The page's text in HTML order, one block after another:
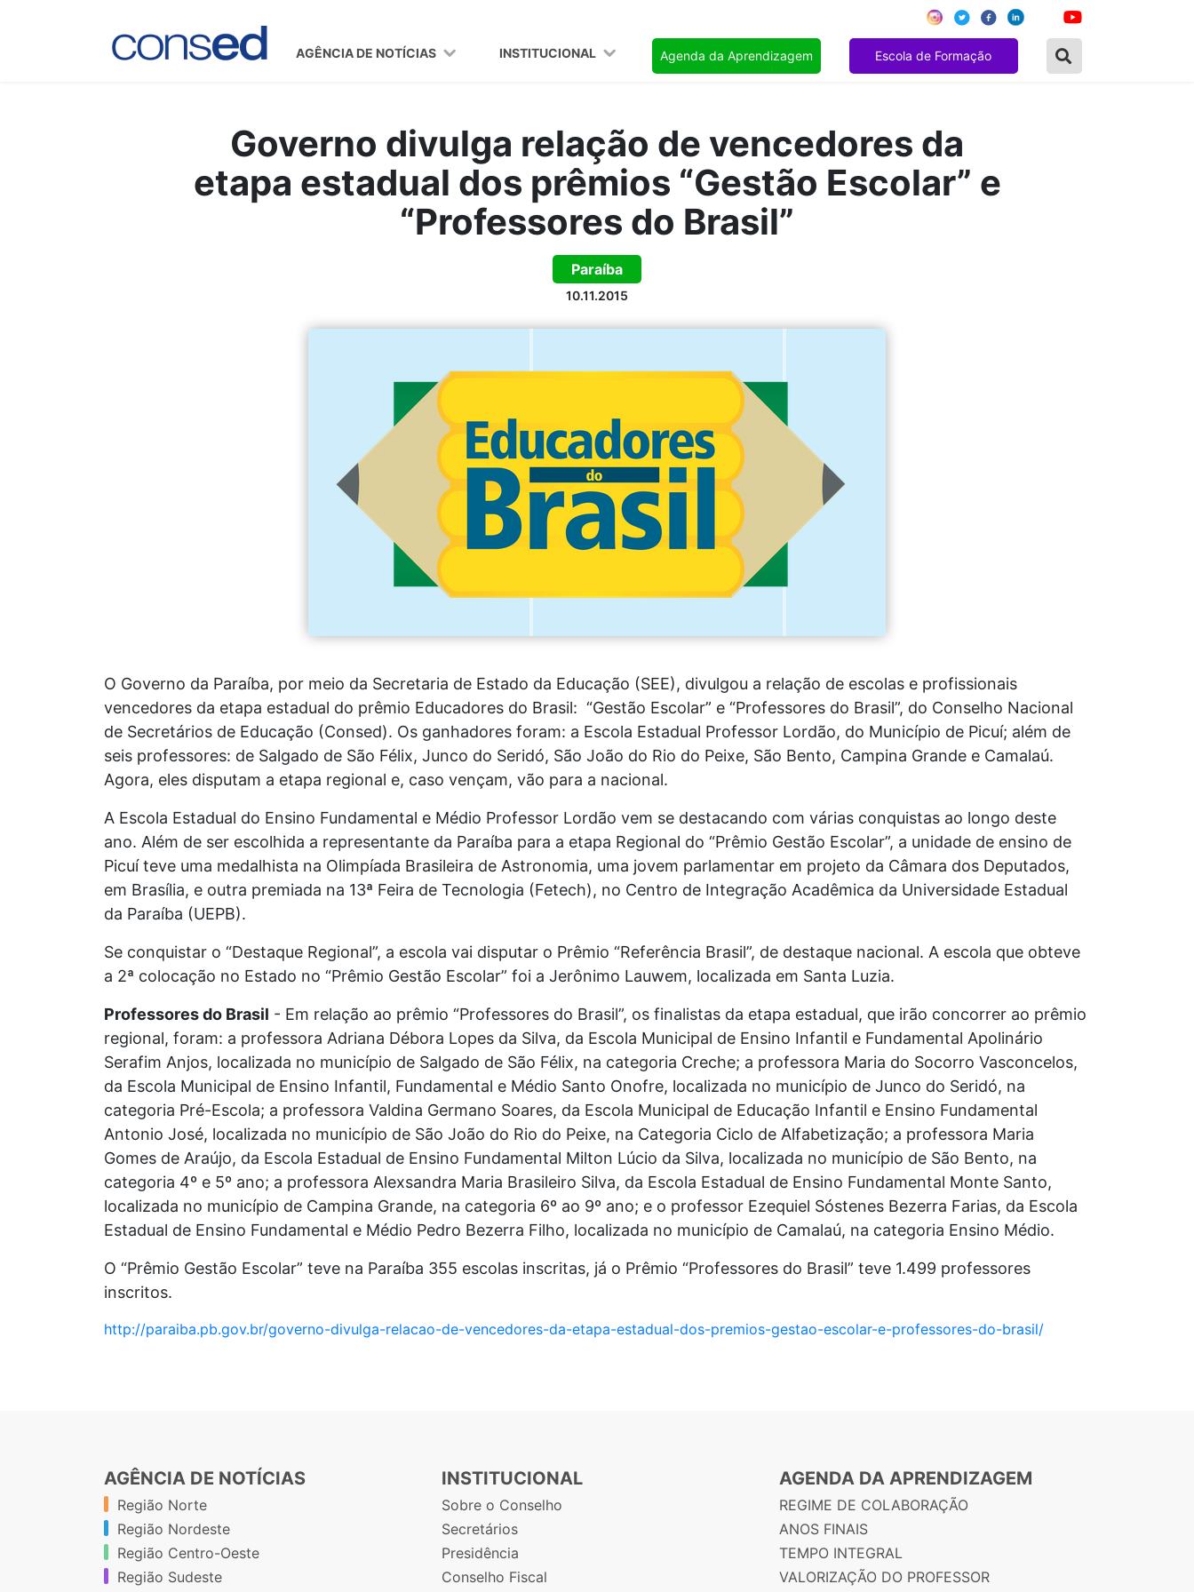
AGÊNCIA DE NOTÍCIAS INSTITUCIONAL Agenda da Aprendizagem Escola de Formação
Governo divulga relação de vencedores da
etapa estadual dos prêmios “Gestão Escolar” e
“Professores do Brasil”
Paraíba
10.11.2015
O Governo da Paraíba, por meio da Secretaria de Estado da Educação (SEE), divulgou a relação de escolas e profissionais
vencedores da etapa estadual do prêmio Educadores do Brasil: “Gestão Escolar” e “Professores do Brasil”, do Conselho Nacional
de Secretários de Educação (Consed). Os ganhadores foram: a Escola Estadual Professor Lordão, do Município de Picuí; além de
seis professores: de Salgado de São Félix, Junco do Seridó, São João do Rio do Peixe, São Bento, Campina Grande e Camalaú.
Agora, eles disputam a etapa regional e, caso vençam, vão para a nacional.
A Escola Estadual do Ensino Fundamental e Médio Professor Lordão vem se destacando com várias conquistas ao longo deste
ano. Além de ser escolhida a representante da Paraíba para a etapa Regional do “Prêmio Gestão Escolar”, a unidade de ensino de
Picuí teve uma medalhista na Olimpíada Brasileira de Astronomia, uma jovem parlamentar em projeto da Câmara dos Deputados,
em Brasília, e outra premiada na 13ª Feira de Tecnologia (Fetech), no Centro de Integração Acadêmica da Universidade Estadual
da Paraíba (UEPB).
Se conquistar o “Destaque Regional”, a escola vai disputar o Prêmio “Referência Brasil”, de destaque nacional. A escola que obteve
a 2ª colocação no Estado no “Prêmio Gestão Escolar” foi a Jerônimo Lauwem, localizada em Santa Luzia.
Professores do Brasil - Em relação ao prêmio “Professores do Brasil”, os finalistas da etapa estadual, que irão concorrer ao prêmio
regional, foram: a professora Adriana Débora Lopes da Silva, da Escola Municipal de Ensino Infantil e Fundamental Apolinário
Serafim Anjos, localizada no município de Salgado de São Félix, na categoria Creche; a professora Maria do Socorro Vasconcelos,
da Escola Municipal de Ensino Infantil, Fundamental e Médio Santo Onofre, localizada no município de Junco do Seridó, na
categoria Pré-Escola; a professora Valdina Germano Soares, da Escola Municipal de Educação Infantil e Ensino Fundamental
Antonio José, localizada no município de São João do Rio do Peixe, na Categoria Ciclo de Alfabetização; a professora Maria
Gomes de Araújo, da Escola Estadual de Ensino Fundamental Milton Lúcio da Silva, localizada no município de São Bento, na
categoria 4º e 5º ano; a professora Alexsandra Maria Brasileiro Silva, da Escola Estadual de Ensino Fundamental Monte Santo,
localizada no município de Campina Grande, na categoria 6º ao 9º ano; e o professor Ezequiel Sóstenes Bezerra Farias, da Escola
Estadual de Ensino Fundamental e Médio Pedro Bezerra Filho, localizada no município de Camalaú, na categoria Ensino Médio.
O “Prêmio Gestão Escolar” teve na Paraíba 355 escolas inscritas, já o Prêmio “Professores do Brasil” teve 1.499 professores
inscritos.
http://paraiba.pb.gov.br/governo-divulga-relacao-de-vencedores-da-etapa-estadual-dos-premios-gestao-escolar-e-professores-do-brasil/
AGÊNCIA DE NOTÍCIAS
Região Norte
Região Nordeste
Região Centro-Oeste
Região Sudeste
INSTITUCIONAL
Sobre o Conselho
Secretários
Presidência
Conselho Fiscal
AGENDA DA APRENDIZAGEM
REGIME DE COLABORAÇÃO
ANOS FINAIS
TEMPO INTEGRAL
VALORIZAÇÃO DO PROFESSOR